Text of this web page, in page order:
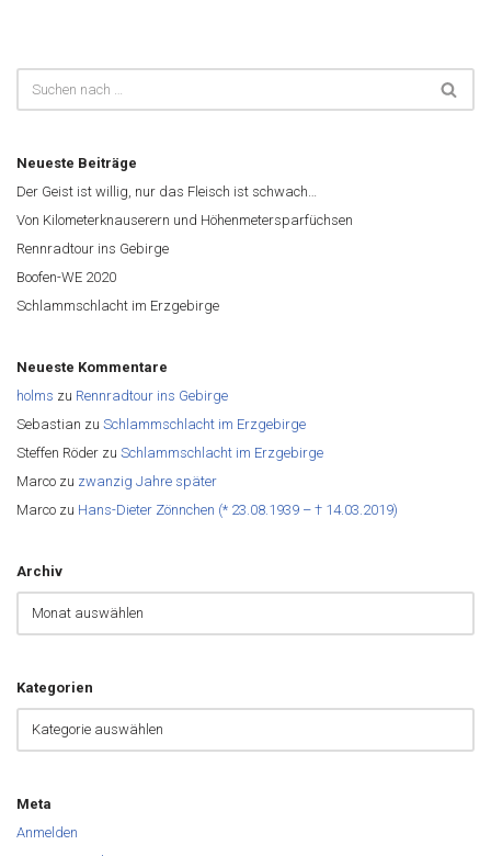
Neueste Beiträge
Der Geist ist willig, nur das Fleisch ist schwach…
Von Kilometerknauserern und Höhenmetersparfüchsen
Rennradtour ins Gebirge
Boofen-WE 2020
Schlammschlacht im Erzgebirge
Neueste Kommentare
holms zu Rennradtour ins Gebirge
Sebastian zu Schlammschlacht im Erzgebirge
Steffen Röder zu Schlammschlacht im Erzgebirge
Marco zu zwanzig Jahre später
Marco zu Hans-Dieter Zönnchen (* 23.08.1939 – † 14.03.2019)
Archiv
Kategorien
Meta
Anmelden